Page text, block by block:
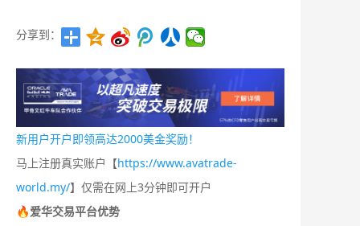
分享到：
新用户开户即领高达2000美金奖励！
马上注册真实账户【https://www.avatrade-
world.my/】仅需在网上3分钟即可开户
🔥爱华交易平台优势